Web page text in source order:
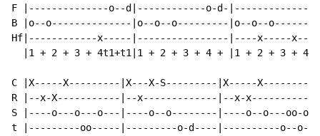
F |--------------o--d|------------o-d-
B |o--o--------------|o--o--o---------|o--o--
Hf|------------x-----|----------------|----x-----x---
|1 + 2 + 3 + 4t1+t1|1 + 2 + 3 + 4 + |1 + 2 + 3 + 4
C |X-----X---------|X---X-S---------|X-----
R |--x-X-----------|--x-------------|--x-
S |----o---o---o---|----o--o--------|----o--o---oo-o-
t |---------oo-----|---------o-d----|----------o--